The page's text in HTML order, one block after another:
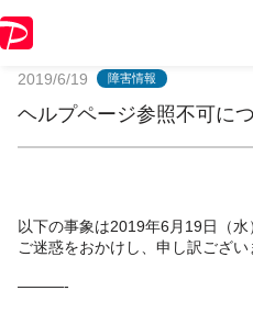
2019/6/19 障害情報
ヘルプページ参照不可に
以下の事象は2019年6月19日（水
ご迷惑をおかけし、申し訳ござい
———-